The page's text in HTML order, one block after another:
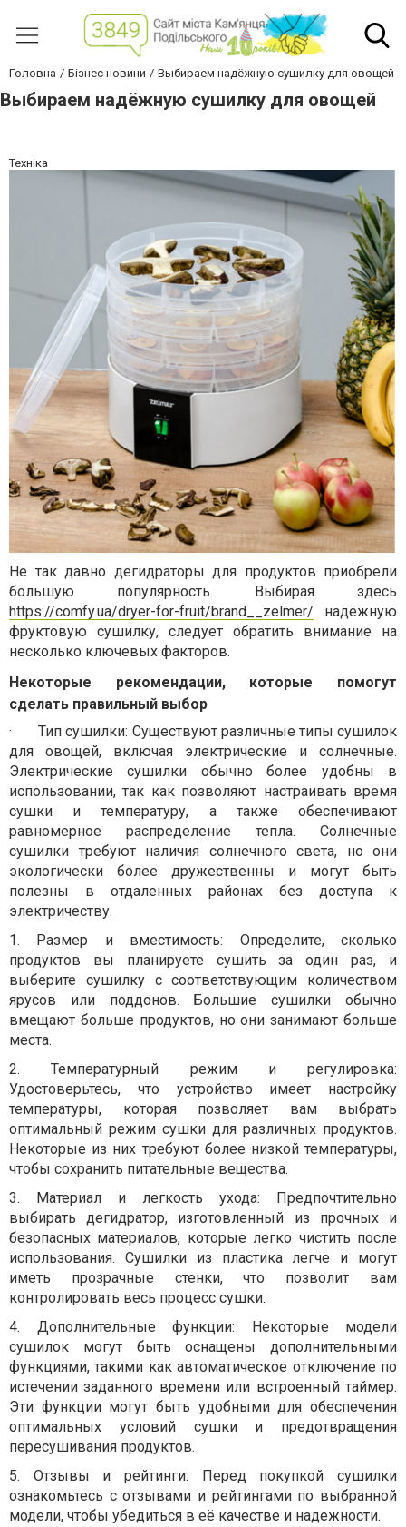
Головна Бізнес новини Выбираем надёжную сушилку для овощей
Выбираем надёжную сушилку для овощей
Техніка
Не так давно дегидраторы для продуктов приобрели
большую популярность. Выбирая здесь
https://comfy.ua/dryer-for-fruit/brand__zelmer/ надёжную
фруктовую сушилку, следует обратить внимание на
несколько ключевых факторов.
Некоторые рекомендации, которые помогут
сделать правильный выбор
·Тип сушилки: Существуют различные типы сушилок
для овощей, включая электрические и солнечные.
Электрические сушилки обычно более удобны в
использовании, так как позволяют настраивать время
сушки и температуру, а также обеспечивают
равномерное распределение тепла. Солнечные
сушилки требуют наличия солнечного света, но они
экологически более дружественны и могут быть
полезны в отдаленных районах без доступа к
электричеству.
1. Размер и вместимость: Определите, сколько
продуктов вы планируете сушить за один раз, и
выберите сушилку с соответствующим количеством
ярусов или поддонов. Большие сушилки обычно
вмещают больше продуктов, но они занимают больше
места.
2.Температурный режим и регулировка:
Удостоверьтесь, что устройство имеет настройку
температуры, которая позволяет вам выбрать
оптимальный режим сушки для различных продуктов.
Некоторые из них требуют более низкой температуры,
чтобы сохранить питательные вещества.
3. Материал и легкость ухода: Предпочтительно
выбирать дегидратор, изготовленный из прочных и
безопасных материалов, которые легко чистить после
использования. Сушилки из пластика легче и могут
иметь прозрачные стенки, что позволит вам
контролировать весь процесс сушки.
4. Дополнительные функции: Некоторые модели
сушилок могут быть оснащены дополнительными
функциями, такими как автоматическое отключение по
истечении заданного времени или встроенный таймер.
Эти функции могут быть удобными для обеспечения
оптимальных условий сушки и предотвращения
пересушивания продуктов.
5. Отзывы и рейтинги: Перед покупкой сушилки
ознакомьтесь с отзывами и рейтингами по выбранной
модели, чтобы убедиться в её качестве и надежности.